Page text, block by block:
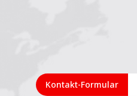
Kontakt-Formular